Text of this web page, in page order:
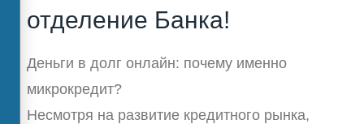
отделение Банка!
Деньги в долг онлайн: почему именно
микрокредит?
Несмотря на развитие кредитного рынка,